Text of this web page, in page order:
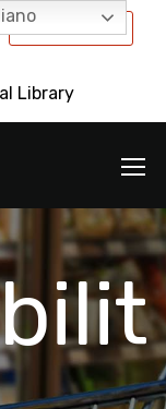
International
Library